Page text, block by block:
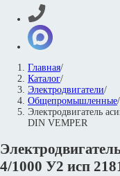
Главная/
Каталог/
Электродвигатели/
Общепромышленные/
Электродвигатель
DIN VEMPER
4/1000 У2 исп